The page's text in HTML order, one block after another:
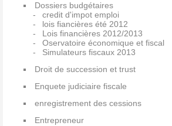
Dossiers budgétaires
credit d'impot emploi
lois fiancières été 2012
Lois financières 2012/2013
Oservatoire économique et fiscal
Simulateurs fiscaux 2013
Droit de succession et trust
Enquete judiciaire fiscale
enregistrement des cessions
Entrepreneur